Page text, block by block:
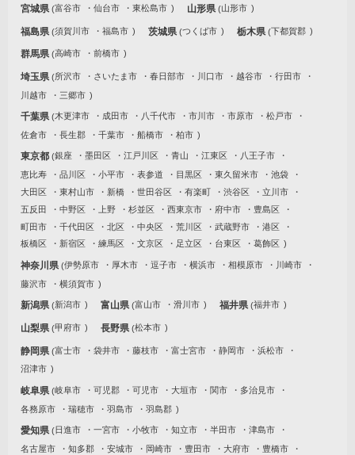
宮城県 富谷市 仙台市 東松島市 山形県 山形市
福島県 須賀川市 福島市 茨城県 つくば市 栃木県 下都賀郡
群馬県 高崎市 前橋市
埼玉県 所沢市 さいたま市 春日部市 川口市 越谷市
行田市
川越市
三郷市
千葉県 木更津市 成田市 八千代市 市川市 市原市
松戸市
佐倉市
長生郡 千葉市 船橋市 柏市
東京都 銀座 墨田区 江戸川区 青山 江東区
八王子市
恵比寿
品川区 小平市 表参道 目黒区 東久留米市
池袋
大田区
東村山市 新橋 世田谷区 有楽町 渋谷区
立川市
五反田
中野区 上野 杉並区 西東京市 府中市
豊島区
町田市
千代田区 北区 中央区 荒川区 武蔵野市
港区
板橋区
新宿区 練馬区 文京区 足立区 台東区 葛飾区
神奈川県 伊勢原市 厚木市 逗子市 横浜市 相模原市
川崎市
藤沢市
横須賀市
新潟県 新潟市 富山県 富山市 滑川市 福井県 福井市
山梨県 甲府市 長野県 松本市
静岡県 富士市 袋井市 藤枝市 富士宮市 静岡市
浜松市
沼津市
岐阜県 岐阜市 可児郡 可児市 大垣市 関市
多治見市
各務原市
瑞穂市 羽島市 羽島郡
愛知県 日進市 一宮市 小牧市 知立市 半田市
津島市
名古屋市
知多郡 安城市 岡崎市 豊田市 大府市
豊橋市